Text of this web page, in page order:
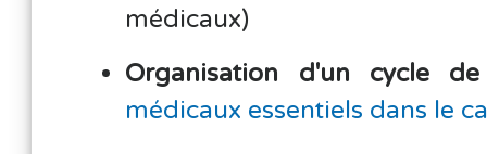
médicaux)
Organisation d'un cycle
médicaux essentiels dans le